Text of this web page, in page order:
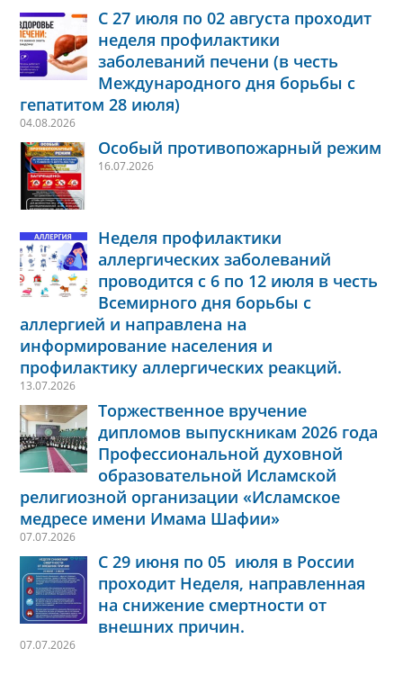
С 27 июля по 02 августа проходит
неделя профилактики
заболеваний печени (в честь
Международного дня борьбы с
гепатитом 28 июля)
04.08.2026
Особый противопожарный режим
16.07.2026
Неделя профилактики
аллергических заболеваний
проводится с 6 по 12 июля в честь
Всемирного дня борьбы с
аллергией и направлена на
информирование населения и
профилактику аллергических реакций.
13.07.2026
Торжественное вручение
дипломов выпускникам 2026 года
Профессиональной духовной
образовательной Исламской
религиозной организации «Исламское
медресе имени Имама Шафии»
07.07.2026
С 29 июня по 05 июля в России
проходит Неделя, направленная
на снижение смертности от
внешних причин.
07.07.2026